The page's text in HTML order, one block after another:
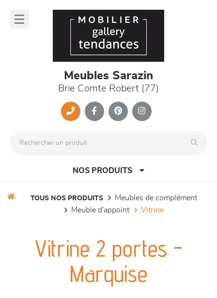
Meubles Sarazin
Brie Comte Robert (77)
NOS PRODUITS
séjours
meubles de complément
TOUS NOS PRODUITS
meubles de complément
meuble d'appoint
vitrine
Vitrine 2 portes -
Marquise